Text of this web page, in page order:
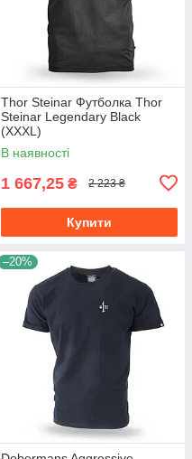
Thor Steinar Футболка Thor
Steinar Legendary Black
(XXXL)
В наявності
1 667,25 ₴ 2 223 ₴
Купити
–20%